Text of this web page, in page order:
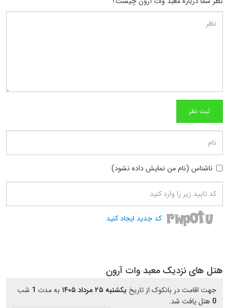
ناشناس (نام من نمایش داده نشود)
کد جدید ایجاد کنید
هتل های نزدیک معبد وات آرون
جهت اقامت در بانکوک از تاریخ یکشنبه ۲۵ مرداد ۱۴۰۵ به مدت 1 شب
0 هتل یافت شد.